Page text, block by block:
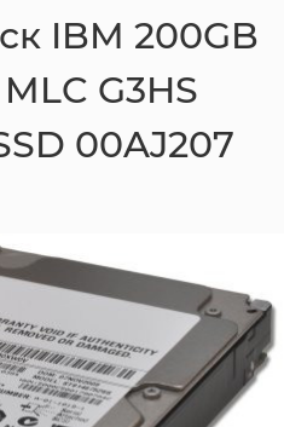
IBM 200GB
G3HS
00AJ207